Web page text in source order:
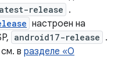
release .
настроен на
android17-release .
в разделе «О